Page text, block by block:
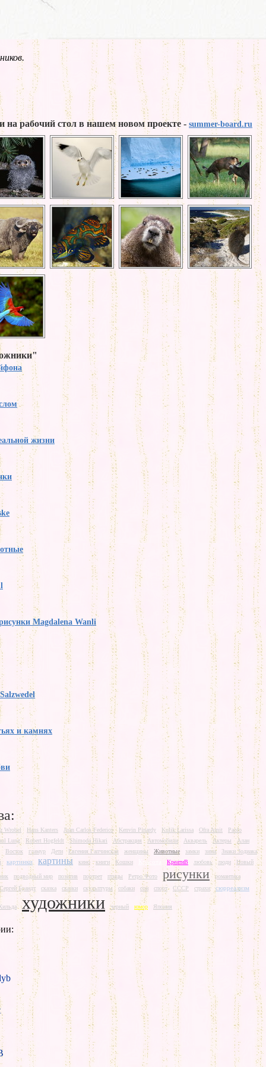
на рабочий стол в нашем новом проекте - summer-board.ru
жизни
Magdalena Wanli
и камнях
Wrobel Hans Kanters Juan Carlos Federico Kenvin Pinardy Kulik Larissa Ofra Amit
Paolo
Lung
Robert Hogfeldt Shimoda Hikari Абстракция Автомобили Акварель Актеры
Алан
Восток
гламур Дети Евгения Гапчинская женщины Животные замки зима
Знаки Зодиака
картинки картины кино книги Кошки Красота КреатиВ любовь люди Новый
подводный мир позитив портрет птицы Ретро Фото рисунки
романтика
Сергей Брандт
сказка сказки скульптуры собаки сон спорт СССР страхи сюрреализм
художники черный юмор Япония